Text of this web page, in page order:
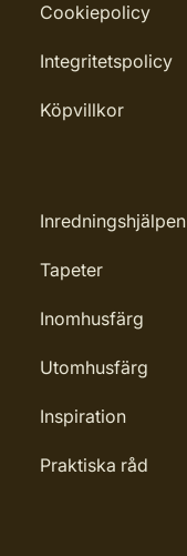
Cookiepolicy
Integritetspolicy
Köpvillkor
Inredningshjälpen
Tapeter
Inomhusfärg
Utomhusfärg
Inspiration
Praktiska råd